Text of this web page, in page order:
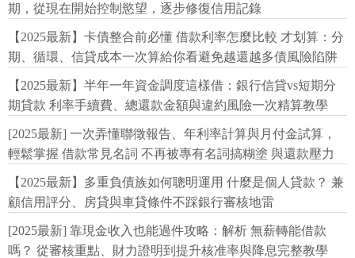
期，從現在開始控制慾望，逐步修復信用記錄
【2025最新】卡債整合前必懂 借款利率怎麼比較 才划算：分
期、循環、信貸成本一次算給你看避免越還越多債風險陷阱
【2025最新】半年一年資金調度這樣借：銀行信貸vs短期分
期貸款 利率手續費、總還款金額與違約風險一次精算教學
[2025最新] 一次弄懂聯徵報告、年利率計算與月付金試算，
輕鬆掌握 借款常見名詞 不再被專有名詞搞糊塗 與還款壓力
【2025最新】多重負債族如何聰明運用 什麼是個人貸款？ 兼
顧信用評分、房貸與車貸條件不踩銀行審核地雷
[2025最新] 靠現金收入也能過件攻略：解析 無薪轉能借款
嗎？ 從審核重點、財力證明到提升核准率與降息完整教學